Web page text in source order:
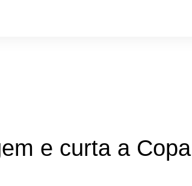
e curta a Copa